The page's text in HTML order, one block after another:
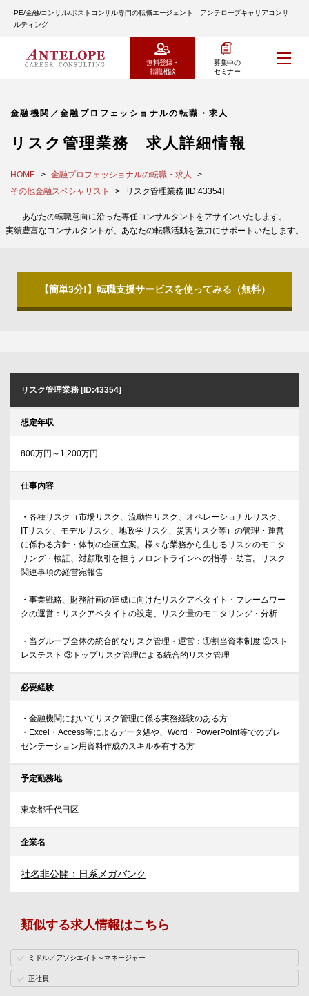
PE/金融/コンサル/ポストコンサル専門の転職エージェント アンテロープキャリアコンサ
ルティング
無料登録・
転職相談
募集中の
セミナー
金融機関／金融プロフェッショナルの転職・求人
リスク管理業務 求人詳細情報
HOME
金融プロフェッショナルの転職・求人
その他金融スペシャリスト
リスク管理業務 [ID:43354]
あなたの転職意向に沿った専任コンサルタントをアサインいたします。
実績豊富なコンサルタントが、あなたの転職活動を強力にサポートいたします。
【簡単3分!】転職支援サービスを使ってみる（無料）
リスク管理業務 [ID:43354]
想定年収
800万円～1,200万円
仕事内容
・各種リスク（市場リスク、流動性リスク、オペレーショナルリスク、
ITリスク、モデルリスク、地政学リスク、災害リスク等）の管理・運営
に係わる方針・体制の企画立案。様々な業務から生じるリスクのモニタ
リング・検証、対顧取引を担うフロントラインへの指導・助言。リスク
関連事項の経営宛報告
・事業戦略、財務計画の達成に向けたリスクアペタイト・フレームワー
クの運営：リスクアペタイトの設定、リスク量のモニタリング・分析
・当グループ全体の統合的なリスク管理・運営：①割当資本制度 ②スト
レステスト ③トップリスク管理による統合的リスク管理
必要経験
・金融機関においてリスク管理に係る実務経験のある方
・Excel・Access等によるデータ処や、Word・PowerPoint等でのプレ
ゼンテーション用資料作成のスキルを有する方
予定勤務地
東京都千代田区
企業名
社名非公開：日系メガバンク
類似する求人情報はこちら
ミドル／アソシエイト～マネージャー
正社員